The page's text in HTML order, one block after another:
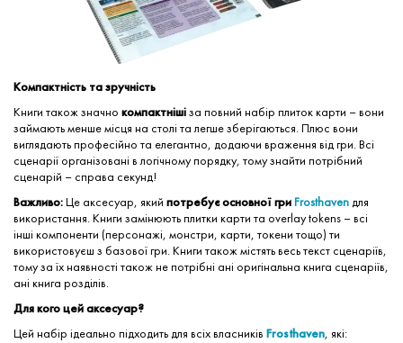
Компактність та зручність
Книги також значно компактнішіза повний набір плиток карти – вони
займають менше місця на столі та легше зберігаються. Плюс вони
виглядають професійно та елегантно, додаючи враження від гри. Всі
сценарії організовані в логічному порядку, тому знайти потрібний
сценарій – справа секунд!
Важливо:Це аксесуар, який потребує основної гриFrosthavenдля
використання. Книги замінюють плитки карти та overlay tokens – всі
інші компоненти (персонажі, монстри, карти, токени тощо) ти
використовуєш з базової гри. Книги також містять весь текст сценаріїв,
тому за їх наявності також не потрібні ані оригінальна книга сценаріїв,
ані книга розділів.
Для кого цей аксесуар?
Цей набір ідеально підходить для всіх власників Frosthaven, які: